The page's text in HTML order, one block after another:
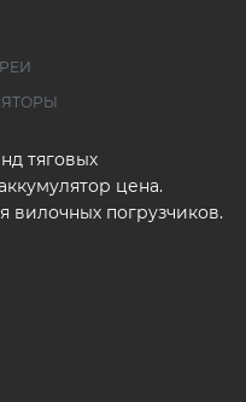
тяговых
цена.
погрузчиков.